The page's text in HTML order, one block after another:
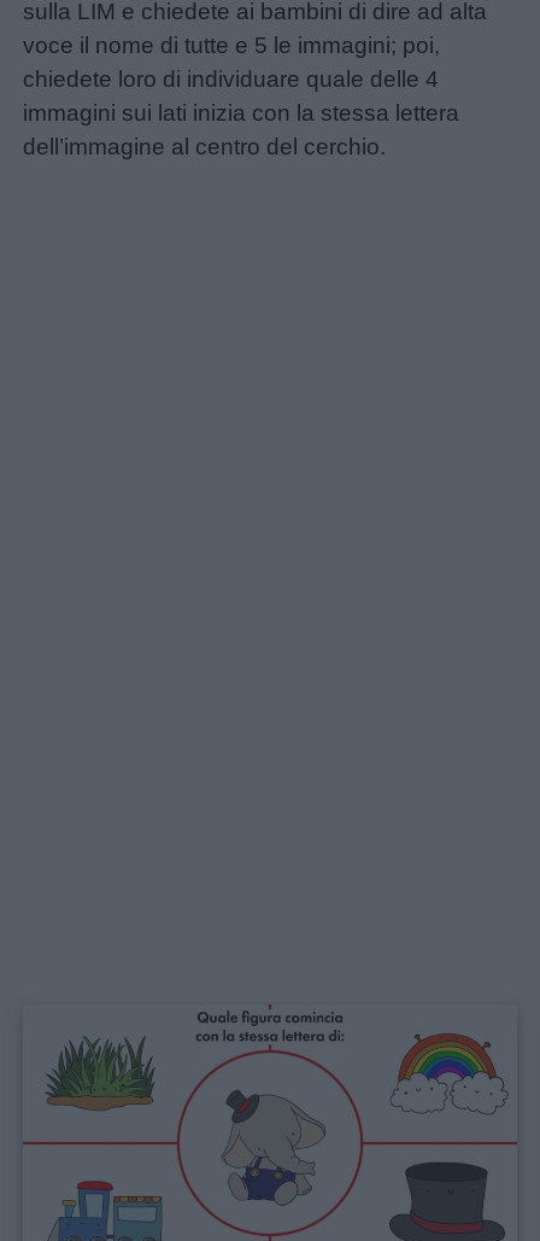
sulla LIM e chiedete ai bambini di dire ad alta
voce il nome di tutte e 5 le immagini; poi,
chiedete loro di individuare quale delle 4
immagini sui lati inizia con la stessa lettera
dell’immagine al centro del cerchio.